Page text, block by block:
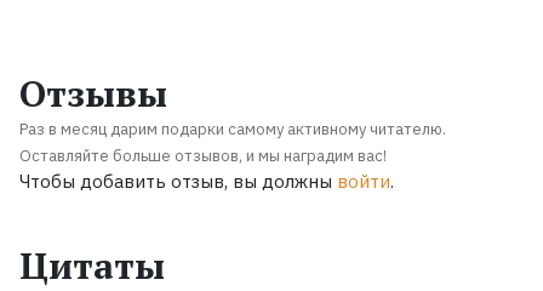
Отзывы
Раз в месяц дарим подарки самому активному читателю.
Оставляйте больше отзывов, и мы наградим вас!
Чтобы добавить отзыв, вы должны войти.
Цитаты